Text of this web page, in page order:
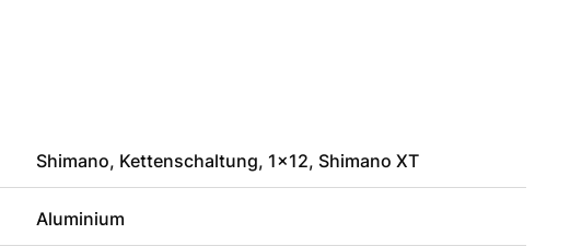
Shimano, Kettenschaltung, 1x12, Shimano XT
Aluminium